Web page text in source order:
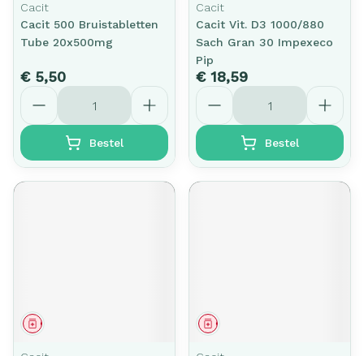
Cacit
Cacit 500 Bruistabletten
Tube 20x500mg
€ 5,50
Aantal
Bestel
Cacit
Cacit Vit. D3 1000/880
Sach Gran 30 Impexeco
Pip
€ 18,59
Aantal
Bestel
Geneesmiddel Geneesmiddel